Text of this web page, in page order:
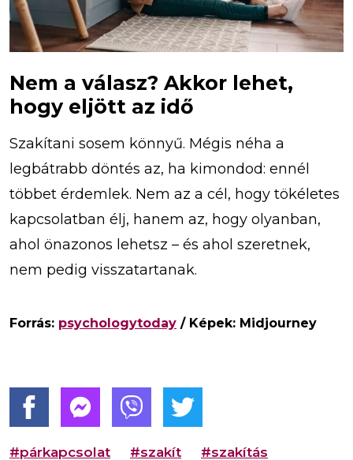
Nem a válasz? Akkor lehet,
hogy eljött az idő
Szakítani sosem könnyű. Mégis néha a
legbátrabb döntés az, ha kimondod: ennél
többet érdemlek. Nem az a cél, hogy tökéletes
kapcsolatban élj, hanem az, hogy olyanban,
ahol önazonos lehetsz – és ahol szeretnek,
nem pedig visszatartanak.
Forrás: psychologytoday / Képek: Midjourney
#párkapcsolat #szakít
#szakítás